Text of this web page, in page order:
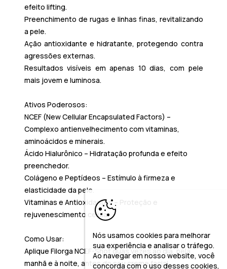
efeito lifting.
Preenchimento de rugas e linhas finas, revitalizando
a pele.
Ação antioxidante e hidratante, protegendo contra
agressões externas.
Resultados visíveis em apenas 10 dias, com pele
mais jovem e luminosa.
Ativos Poderosos:
NCEF (New Cellular Encapsulated Factors) –
Complexo antienvelhecimento com vitaminas,
aminoácidos e minerais.
Ácido Hialurônico – Hidratação profunda e efeito
preenchedor.
Colágeno e Peptídeos – Estímulo à firmeza e
elasticidade da pele.
Vitaminas e Antioxidantes– Proteção e
rejuvenescimento celular.
Como Usar:
Aplique Filorga NCEF-Shotduas vezes ao dia, pela
manhã e à noite, antes do seu creme facial.
Nós usamos cookies para melhorar
sua experiência e analisar o tráfego.
Ao navegar em nosso website, você
concorda com o uso desses cookies,